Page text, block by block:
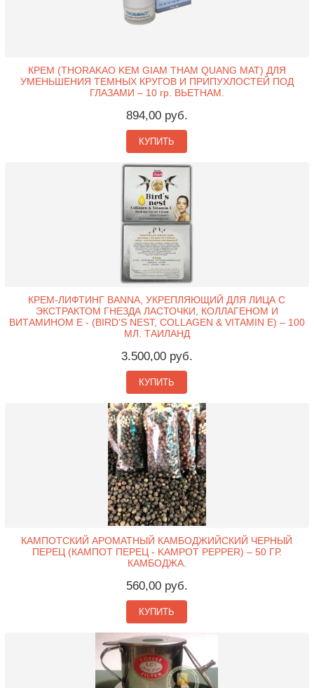
КРЕМ (THORAKAO KEM GIAM THAM QUANG MAT) ДЛЯ
УМЕНЬШЕНИЯ ТЕМНЫХ КРУГОВ И ПРИПУХЛОСТЕЙ ПОД
ГЛАЗАМИ – 10 гр. ВЬЕТНАМ.
894,00 руб.
КУПИТЬ
КРЕМ-ЛИФТИНГ BANNA, УКРЕПЛЯЮЩИЙ ДЛЯ ЛИЦА С
ЭКСТРАКТОМ ГНЕЗДА ЛАСТОЧКИ, КОЛЛАГЕНОМ И
ВИТАМИНОМ Е - (BIRD’S NEST, COLLAGEN & VITAMIN E) – 100
МЛ. ТАИЛАНД
3.500,00 руб.
КУПИТЬ
КАМПОТСКИЙ АРОМАТНЫЙ КАМБОДЖИЙСКИЙ ЧЕРНЫЙ
ПЕРЕЦ (КАМПОТ ПЕРЕЦ - KAMPOT PEPPER) – 50 ГР.
КАМБОДЖА.
560,00 руб.
КУПИТЬ